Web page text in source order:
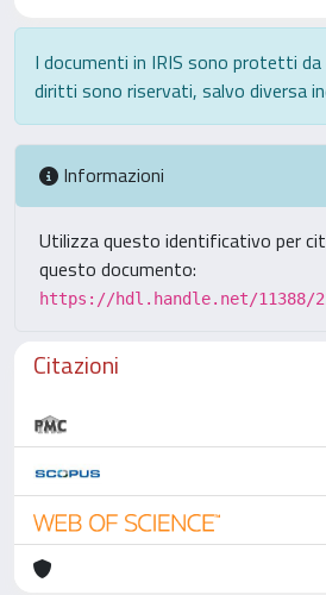
I documenti in IRIS sono protetti
diritti sono riservati, salvo diversa
Informazioni
Utilizza questo identificativo per
questo documento:
https://hdl.handle.net/11388/
Citazioni